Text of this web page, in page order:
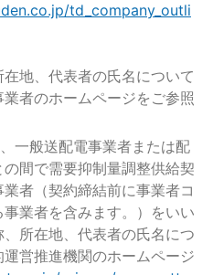
td_company_outli
在地、代表者の氏名について
者のホームページをご参照
一般送配電事業者または配
間で需要抑制量調整供給契
者（契約締結前に事業者コ
業者を含みます。）をいい
所在地、代表者の氏名につ
営推進機関のホームページ